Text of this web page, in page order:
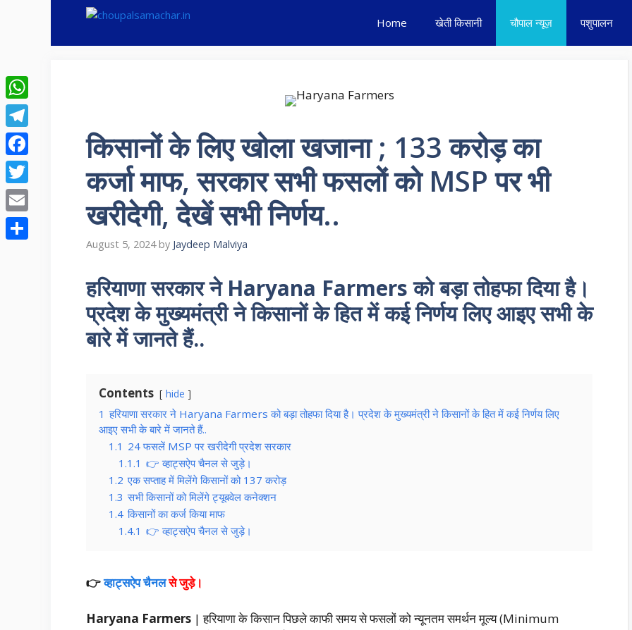
Home खेती किसानी चौपाल न्यूज़ पशुपालन
किसानों के लिए खोला खजाना ; 133 करोड़ का
कर्जा माफ, सरकार सभी फसलों को MSP पर भी
खरीदेगी, देखें सभी निर्णय..
August 5, 2024 by Jaydeep Malviya
हरियाणा सरकार ने Haryana Farmers को बड़ा तोहफा दिया है।
प्रदेश के मुख्यमंत्री ने किसानों के हित में कई निर्णय लिए आइए सभी के
बारे में जानते हैं..
Contents hide
1 हरियाणा सरकार ने Haryana Farmers को बड़ा तोहफा दिया है। प्रदेश के मुख्यमंत्री ने किसानों के हित में कई निर्णय लिए
आइए सभी के बारे में जानते हैं..
1.1 24 फसलें MSP पर खरीदेगी प्रदेश सरकार
1.1.1 👉 व्हाट्सऐप चैनल से जुड़े।
1.2 एक सप्ताह में मिलेंगे किसानों को 137 करोड़
1.3 सभी किसानों को मिलेंगे ट्यूबवेल कनेक्शन
1.4 किसानों का कर्ज किया माफ
1.4.1 👉 व्हाट्सऐप चैनल से जुड़े।
👉व्हाट्सऐप चैनलसे जुड़े।
Haryana Farmers | हरियाणा के किसान पिछले काफी समय से फसलों को न्यूनतम समर्थन मूल्य (Minimum
WhatsApp
Telegram
Facebook
Twitter
Email